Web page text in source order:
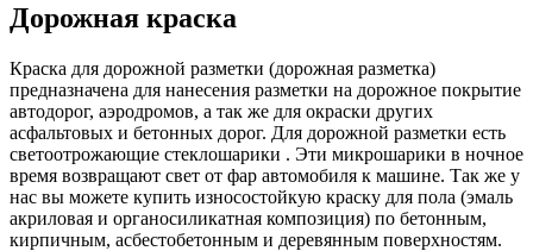
Дорожная краска
Краска для дорожной разметки (дорожная разметка)
предназначена для нанесения разметки на дорожное покрытие
автодорог, аэродромов, а так же для окраски других
асфальтовых и бетонных дорог. Для дорожной разметки есть
светоотрожающие стеклошарики . Эти микрошарики в ночное
время возвращают свет от фар автомобиля к машине. Так же у
нас вы можете купить износостойкую краску для пола (эмаль
акриловая и органосиликатная композиция) по бетонным,
кирпичным, асбестобетонным и деревянным поверхностям.